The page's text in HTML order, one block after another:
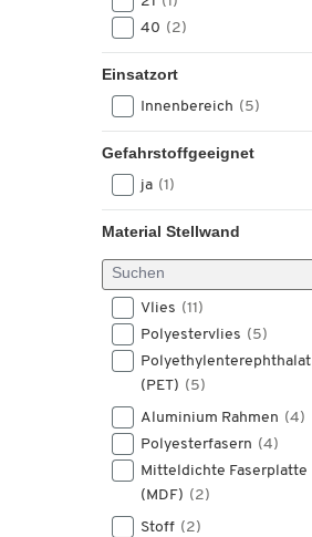
1600
1680 (3)
1750 (4)
(2)
2000
40 (2)
Einsatzort
Innenbereich (5)
Gefahrstoffgeeignet
ja (1)
Material Stellwand
Vlies (11)
Polyestervlies (5)
Polyethylenterephthalat
(PET) (5)
Aluminium Rahmen (4)
Polyesterfasern (4)
Mitteldichte Faserplatte
(MDF) (2)
Stoff (2)